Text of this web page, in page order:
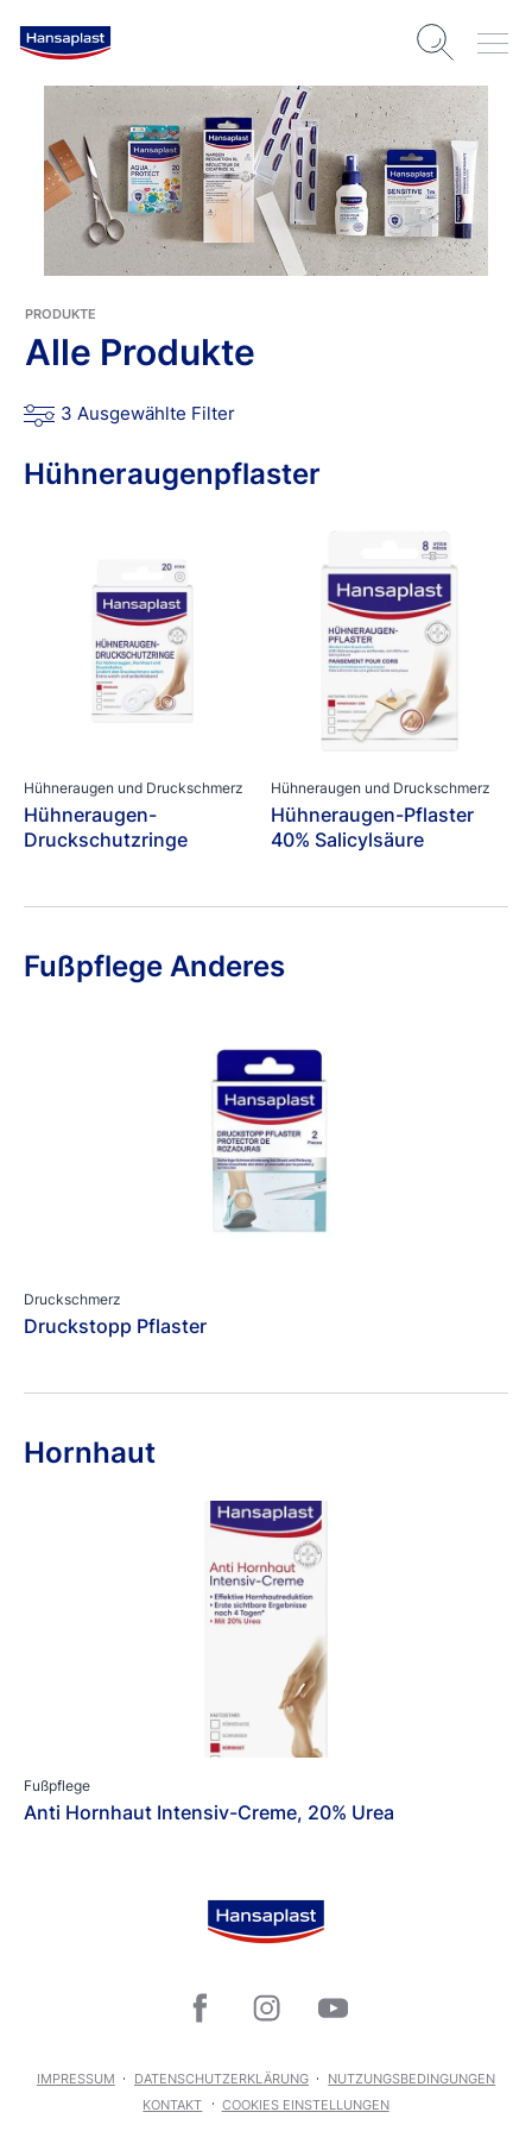
PRODUKTE
Alle Produkte
3 Ausgewählte Filter
Hühneraugenpflaster
Hühneraugen und Druckschmerz
Hühneraugen-
Druckschutzringe
Hühneraugen und Druckschmerz
Hühneraugen-Pflaster
40% Salicylsäure
Fußpflege Anderes
Druckschmerz
Druckstopp Pflaster
Hornhaut
Fußpflege
Anti Hornhaut Intensiv-Creme, 20% Urea
IMPRESSUM DATENSCHUTZERKLÄRUNG
NUTZUNGSBEDINGUNGEN
KONTAKT
COOKIES EINSTELLUNGEN